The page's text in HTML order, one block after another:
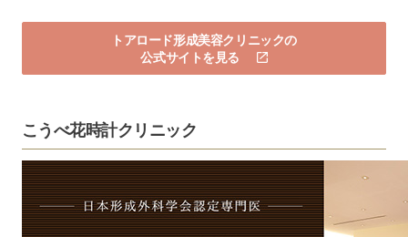
トアロード形成美容クリニックの
公式サイトを見る
こうべ花時計クリニック